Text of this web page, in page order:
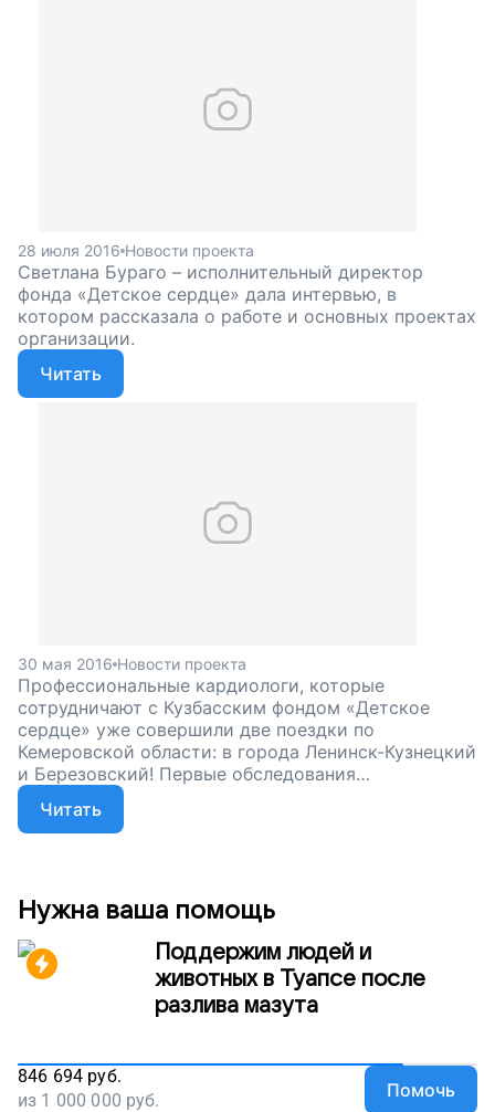
28 июля 2016 Новости проекта
Светлана Бураго – исполнительный директор
фонда «Детское сердце» дала интервью, в
котором рассказала о работе и основных проектах
организации.
Читать
30 мая 2016 Новости проекта
Профессиональные кардиологи, которые
сотрудничают с Кузбасским фондом «Детское
сердце» уже совершили две поездки по
Кемеровской области: в города Ленинск-Кузнецкий
и Березовский! Первые обследования
новорожденных малышей в этих районах
проведены.
Читать
Нужна ваша помощь
Поддержим людей и
животных в Туапсе после
разлива мазута
846 694 руб.
из 1 000 000 руб. Помочь